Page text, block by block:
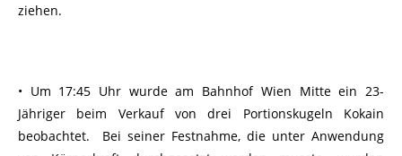
ziehen.
• Um 17:45 Uhr wurde am Bahnhof Wien Mitte ein 23-
Jähriger beim Verkauf von drei Portionskugeln Kokain
beobachtet. Bei seiner Festnahme, die unter Anwendung